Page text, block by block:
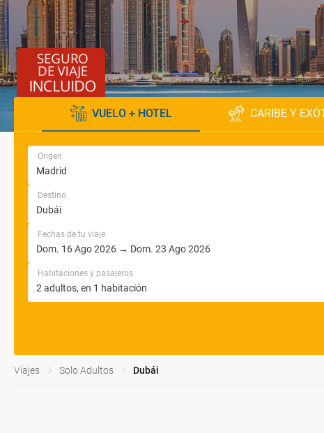
VUELO + HOTEL CARIBE Y
Origen
Destino
Fechas de tu viaje
Habitaciones y pasajeros
Viajes Solo Adultos Dubái